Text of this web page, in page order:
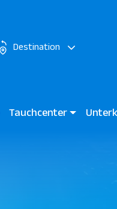
Destination
Tauchcenter